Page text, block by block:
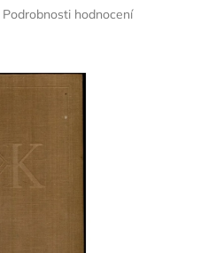
Podrobnosti hodnocení